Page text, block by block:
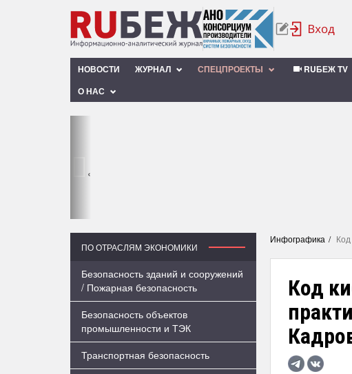
НОВОСТИ ЖУРНАЛ СПЕЦПРОЕКТЫ RUБЕЖ TV
О НАС
‹
ПО ОТРАСЛЯМ ЭКОНОМИКИ
Безопасность зданий и сооружений
/ Пожарная безопасность
Безопасность объектов
промышленности и ТЭК
Транспортная безопасность
Инфографика
Код